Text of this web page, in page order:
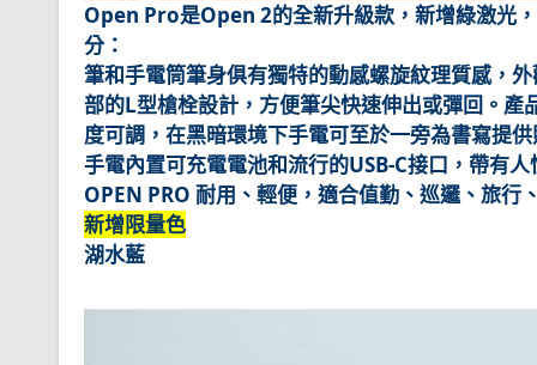
Open Pro是Open 2的全新升級款，新增綠激光
分：
筆和手電筒筆身俱有獨特的動感螺旋紋理質感，
部的L型槍栓設計，方便筆尖快速伸出或彈回。
度可調，在黑暗環境下手電可至於一旁為書寫提
手電內置可充電電池和流行的USB-C接口，帶有
OPEN PRO 耐用、輕便，適合值勤、巡邏、旅行
新增限量色
湖水藍